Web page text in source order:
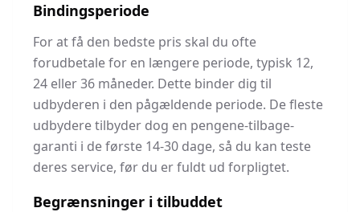
Bindingsperiode
For at få den bedste pris skal du ofte
forudbetale for en længere periode, typisk 12,
24 eller 36 måneder. Dette binder dig til
udbyderen i den pågældende periode. De fleste
udbydere tilbyder dog en pengene-tilbage-
garanti i de første 14-30 dage, så du kan teste
deres service, før du er fuldt ud forpligtet.
Begrænsninger i tilbuddet